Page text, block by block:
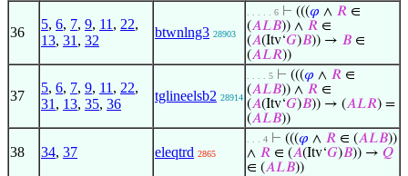
36
5, 6, 7, 9, 11 , 22,
13, 31 , 32
btwnlng3 28903
. . . . . 6 ⊢ (((𝜑 ∧ 𝑅 ∈
(𝐴𝐿𝐵)) ∧ 𝑅 ∈
(𝐴(Itv‘𝐺)𝐵)) → 𝐵 ∈
(𝐴𝐿𝑅))
37
5, 6, 7, 9, 11 , 22,
31 , 13, 35, 36
tglineelsb2 28914
. . . . 5 ⊢ (((𝜑 ∧ 𝑅 ∈
(𝐴𝐿𝐵)) ∧ 𝑅 ∈
(𝐴(Itv‘𝐺)𝐵)) → (𝐴𝐿𝑅) =
(𝐴𝐿𝐵))
38 34, 37 eleqtrd 2865
. . . 4 ⊢ (((𝜑 ∧ 𝑅 ∈ (𝐴𝐿𝐵))
∧ 𝑅 ∈ (𝐴(Itv‘𝐺)𝐵)) → 𝑄
∈ (𝐴𝐿𝐵))